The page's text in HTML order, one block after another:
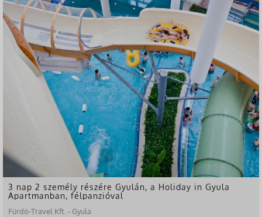
-49%
3 nap 2 személy részére Gyulán, a Holiday in Gyula
Apartmanban, félpanzióval
Fürdő-Travel Kft. - Gyula